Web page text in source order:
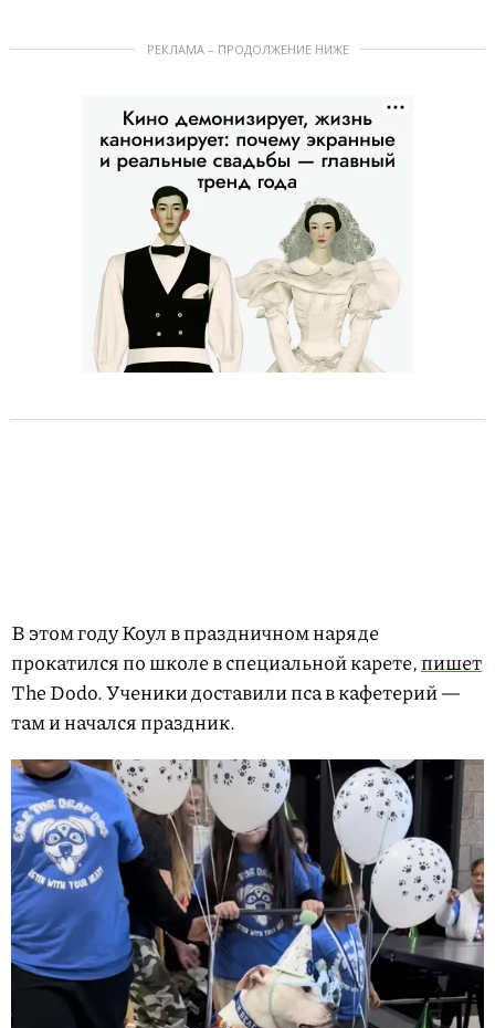
РЕКЛАМА – ПРОДОЛЖЕНИЕ НИЖЕ
В этом году Коул в праздничном наряде
прокатился по школе в специальной карете,пишет
The Dodo. Ученики доставили пса в кафетерий —
там и начался праздник.